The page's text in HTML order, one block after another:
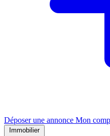
Déposer une annonce Mon
Immobilier